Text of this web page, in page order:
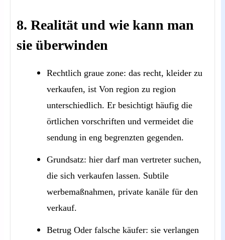
8. Realität und wie kann man
sie überwinden
Rechtlich graue zone: das recht, kleider zu
verkaufen, ist Von region zu region
unterschiedlich. Er besichtigt häufig die
örtlichen vorschriften und vermeidet die
sendung in eng begrenzten gegenden.
Grundsatz: hier darf man vertreter suchen,
die sich verkaufen lassen. Subtile
werbemaßnahmen, private kanäle für den
verkauf.
Betrug Oder falsche käufer: sie verlangen